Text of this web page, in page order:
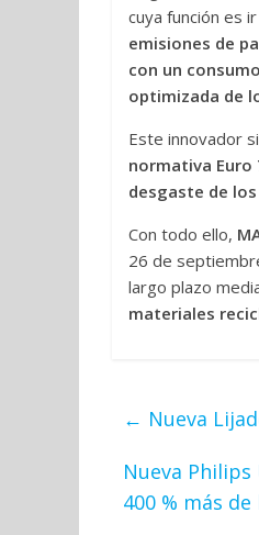
cuya función es ir
emisiones de
con un
optimizada de
Este innovador
normativa Euro
desgaste de
Con todo ello,
26 de
largo plazo
materiales
← Nueva
Nueva
400 % más